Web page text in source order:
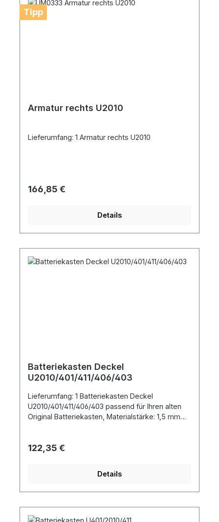
Tipp
Armatur rechts U2010
Lieferumfang: 1 Armatur rechts U2010
Regulärer Preis:
166,85 €
Details
Batteriekasten Deckel
U2010/401/411/406/403
Lieferumfang: 1 Batteriekasten Deckel
U2010/401/411/406/403 passend für Ihren alten
Original Batteriekasten, Materialstärke: 1,5 mm
Regulärer Preis:
122,35 €
Details